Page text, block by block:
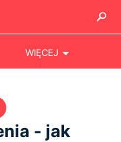
WIĘCEJ
- jak